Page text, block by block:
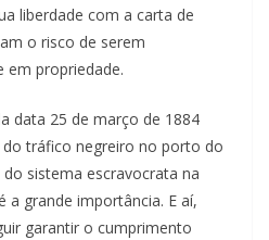
liberdade com a carta de
o risco de serem
propriedade.
data 25 de março de 1884
tráfico negreiro no porto do
sistema escravocrata na
a grande importância. E aí,
garantir o cumprimento